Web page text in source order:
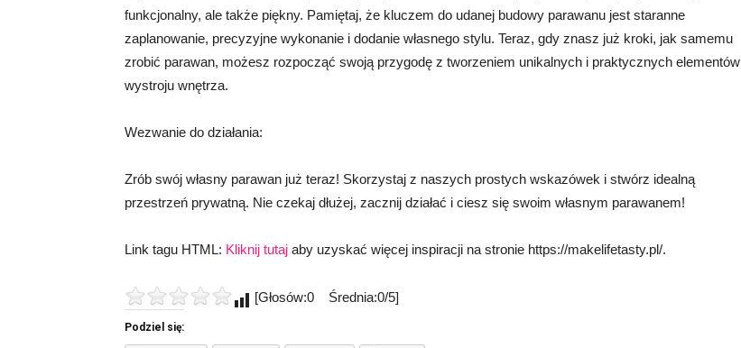
funkcjonalny, ale także piękny. Pamiętaj, że kluczem do udanej budowy parawanu jest staranne
zaplanowanie, precyzyjne wykonanie i dodanie własnego stylu. Teraz, gdy znasz już kroki, jak samemu
zrobić parawan, możesz rozpocząć swoją przygodę z tworzeniem unikalnych i praktycznych elementów
wystroju wnętrza.
Wezwanie do działania:
Zrób swój własny parawan już teraz! Skorzystaj z naszych prostych wskazówek i stwórz idealną
przestrzeń prywatną. Nie czekaj dłużej, zacznij działać i ciesz się swoim własnym parawanem!
Link tagu HTML: Kliknij tutaj aby uzyskać więcej inspiracji na stronie https://makelifetasty.pl/.
[Głosów:0 Średnia:0/5]
Podziel się: